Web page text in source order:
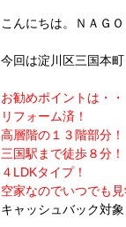
こんにちは。ＮＡＧ
今回は淀川区三国本
お勧めポイントは・・
リフォーム済！
高層階の１３階部分！
三国駅まで徒歩８分！
４LDKタイプ！
空家なのでいつでも見
キャッシュバック対象